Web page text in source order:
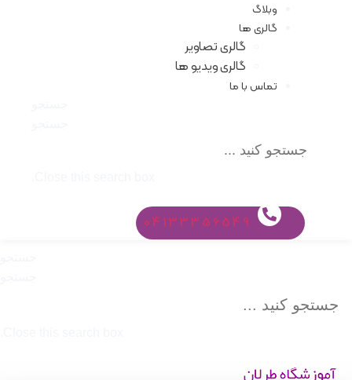
وبلاگ
گالری ها
گالری تصاویر
گالری ویدیو ها
تماس با ما
04133356549